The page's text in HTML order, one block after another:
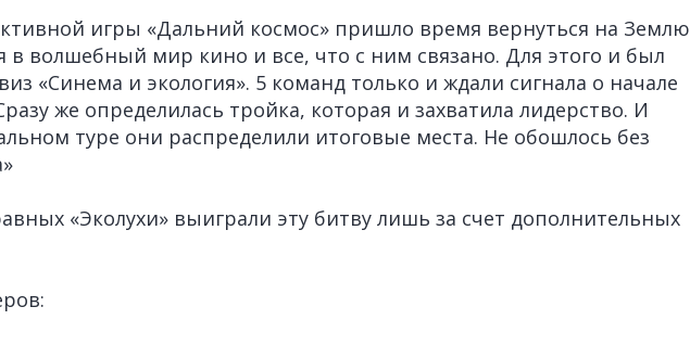
игры «Дальний космос» пришло время вернуться на Землю
в волшебный мир кино и все, что с ним связано. Для этого и был
«Синема и экология». 5 команд только и ждали сигнала о начале
же определилась тройка, которая и захватила лидерство. И
туре они распределили итоговые места. Не обошлось без
«Эколухи» выиграли эту битву лишь за счет дополнительных